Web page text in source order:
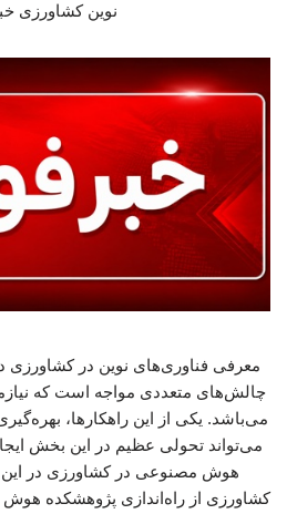
نوین کشاورزی
معرفی فناوری‌های نوین در کشاورزی
چالش‌های متعددی مواجه است که
می‌باشد. یکی از این راهکارها،
می‌تواند تحولی عظیم در این بخش
هوش مصنوعی در کشاورزی در این
کشاورزی از راه‌اندازی پژوهشکده هوش